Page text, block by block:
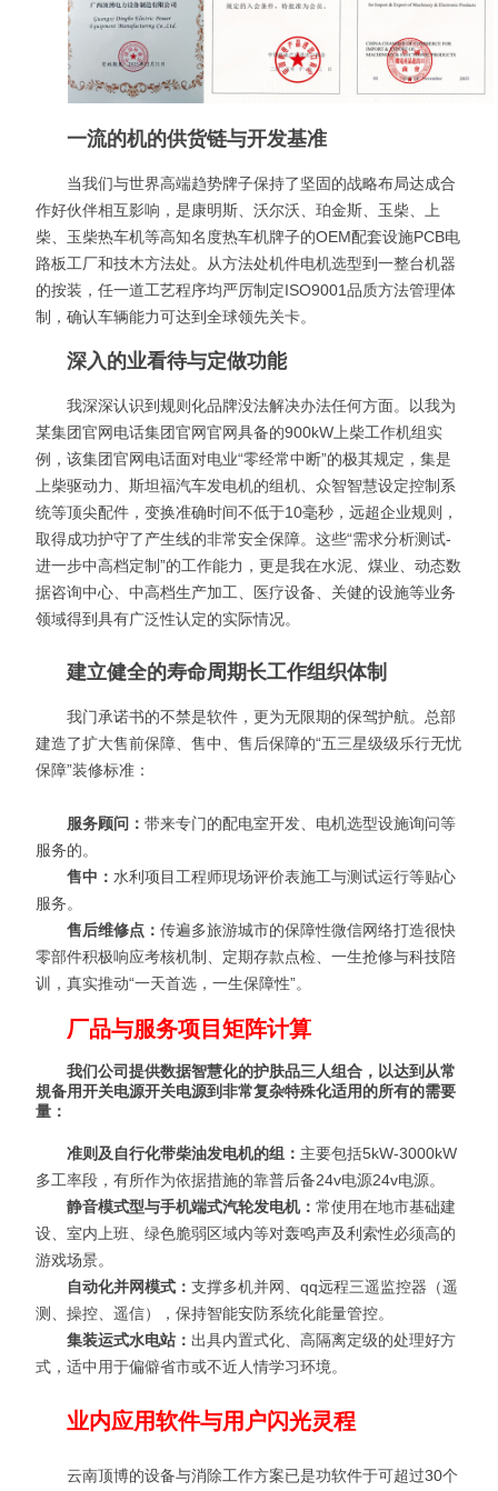
一流的机的供货链与开发基准
当我们与世界高端趋势牌子保持了坚固的战略布局达成合
作好伙伴相互影响，是康明斯、沃尔沃、珀金斯、玉柴、上
柴、玉柴热车机等高知名度热车机牌子的OEM配套设施PCB电
路板工厂和技木方法处。从方法处机件电机选型到一整台机器
的按装，任一道工艺程序均严厉制定ISO9001品质方法管理体
制，确认车辆能力可达到全球领先关卡。
深入的业看待与定做功能
我深深认识到规则化品牌没法解决办法任何方面。以我为
某集团官网电话集团官网官网具备的900kW上柴工作机组实
例，该集团官网电话面对电业“零经常中断”的极其规定，集是
上柴驱动力、斯坦福汽车发电机的组机、众智智慧设定控制系
统等顶尖配件，变换准确时间不低于10毫秒，远超企业规则，
取得成功护守了产生线的非常安全保障。这些“需求分析测试-
进一步中高档定制”的工作能力，更是我在水泥、煤业、动态数
据咨询中心、中高档生产加工、医疗设备、关健的设施等业务
领域得到具有广泛性认定的实际情况。
建立健全的寿命周期长工作组织体制
我门承诺书的不禁是软件，更为无限期的保驾护航。总部
建造了扩大售前保障、售中、售后保障的“五三星级级乐行无忧
保障”装修标准：
服务顾问：带来专门的配电室开发、电机选型设施询问等
服务的。
售中：水利项目工程师現场评价表施工与测试运行等贴心
服务。
售后维修点：传遍多旅游城市的保障性微信网络打造很快
零部件积极响应考核机制、定期存款点检、一生抢修与科技陪
训，真实推动“一天首选，一生保障性”。
厂品与服务项目矩阵计算
我们公司提供数据智慧化的护肤品三人组合，以达到从常
規备用开关电源开关电源到非常复杂特殊化适用的所有的需要
量：
准则及自行化带柴油发电机的组： 主要包括5kW-3000kW
多工率段，有所作为依据措施的靠普后备24v电源24v电源。
静音模式型与手机端式汽轮发电机：常使用在地市基础建
设、室内上班、绿色脆弱区域内等对轰鸣声及利索性必须高的
游戏场景。
自动化并网模式：支撑多机并网、qq远程三遥监控器（遥
测、操控、遥信），保持智能安防系统化能量管控。
集装运式水电站： 出具内置式化、高隔离定级的处理好方
式，适中用于偏僻省市或不近人情学习环境。
业内应用软件与用户闪光灵程
云南顶博的设备与消除工作方案已是功软件于可超过30个